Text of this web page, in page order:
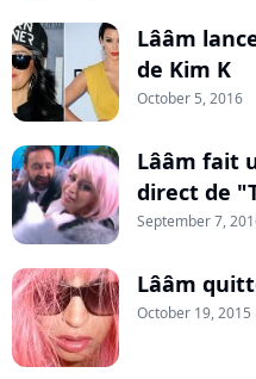
Lââm
de Kim K
October 5, 2016
Lââm fait
direct de
September 7,
Lââm
October 19, 2015